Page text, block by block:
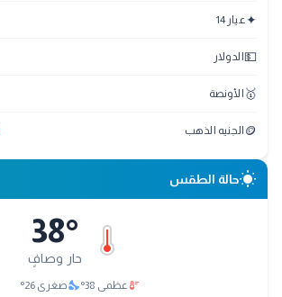
✦عيار 14
💵 الدولار
🥇 الأونصة
🪙 الجنيه الذهب
wb_sunnyحالة الطقس
38°
حار وصافٍ
thermostatعظمى 38
°
nights_stayصغرى 26
°